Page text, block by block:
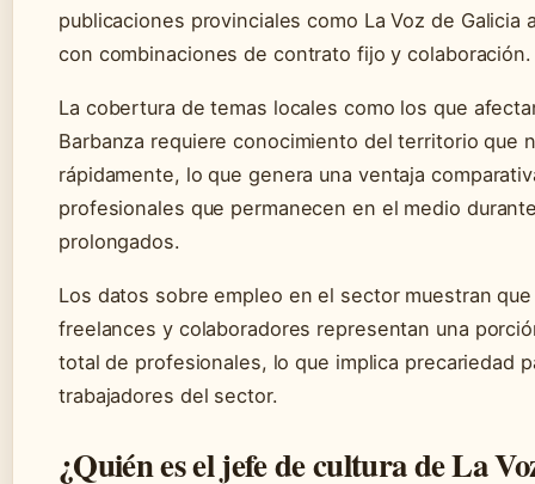
publicaciones provinciales como La Voz de Galicia
con combinaciones de contrato fijo y colaboración.
La cobertura de temas locales como los que
Barbanza requiere conocimiento del territorio que
rápidamente, lo que genera una ventaja
profesionales que permanecen en el medio
prolongados.
Los datos sobre empleo en el sector muestran
freelances y colaboradores representan una
total de profesionales, lo que implica precariedad
trabajadores del sector.
¿Quién es el jefe de cultura de La